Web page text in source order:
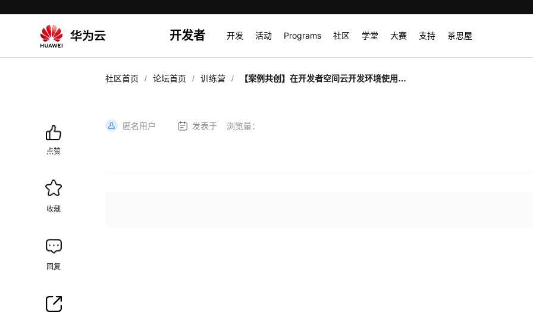
开发者 开发 活动 Programs 社区 学堂 大赛 支持 茶思屋
社区首页 / 论坛首页 / 训练营 /
【案例共创】在开发者空间云开发环境使用
点赞
收藏
回复
匿名用户 发表于 浏览量：